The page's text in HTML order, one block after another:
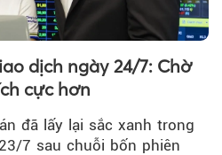
dịch ngày 24/7: Chờ
cực hơn
đã lấy lại sắc xanh trong
7 sau chuỗi bốn phiên